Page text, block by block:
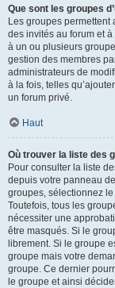
Que sont les groupes
Les groupes permettent
des invités au forum et
à un ou plusieurs
gestion des membres
administrateurs de
à la fois, telles
un forum privé.
Haut
Où trouver la liste des
Pour consulter la liste
depuis votre panneau
groupes, sélectionnez
Toutefois, tous les
nécessiter une
être masqués. Si le
librement. Si le groupe
groupe mais votre
groupe. Ce dernier
le groupe et ainsi